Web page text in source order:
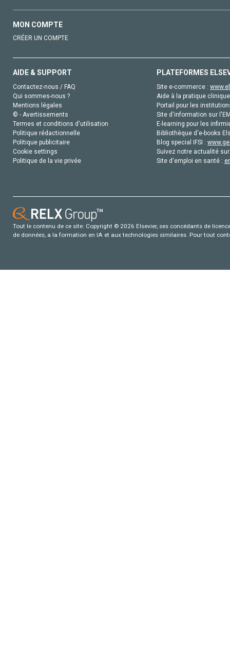
MON COMPTE
CRÉER UN COMPTE
AIDE & SUPPORT
Contactez-nous / FAQ
Qui sommes-nous ?
Mentions légales
© - Avertissements
Termes et conditions d'utilisation
Politique rédactionnelle
Politique publicitaire
Cookie settings
Politique de la vie privée
PLATEFORMES
Site e-commerce :
Aide à la pratique
Portail pour les
Site d'information sur
E-learning pour les
Bibliothèque d'e-books
Blog special IFSI :
Suivez notre actualité
Site d'emploi en santé :
Tout le contenu de ce site: Copyright © 2026 Elsevier, ses concédants de
de données, a la formation en IA et aux technologies similaires. Pour tout